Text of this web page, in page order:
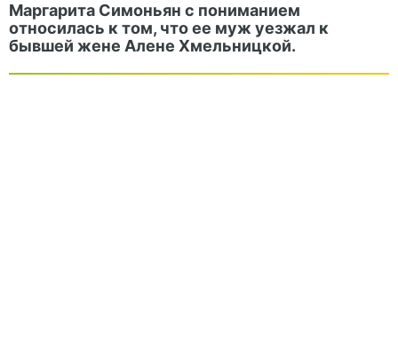
Маргарита Симоньян с пониманием
относилась к том, что ее муж уезжал к
бывшей жене Алене Хмельницкой.